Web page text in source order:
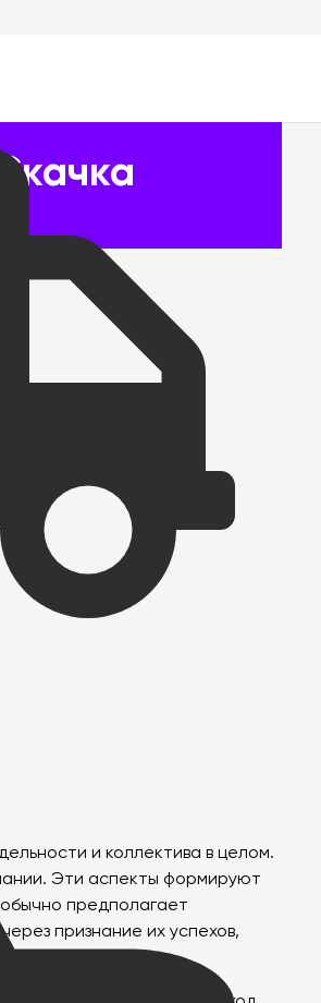
и коллектива в целом.
Эти аспекты формируют
предполагает
признание их успехов,